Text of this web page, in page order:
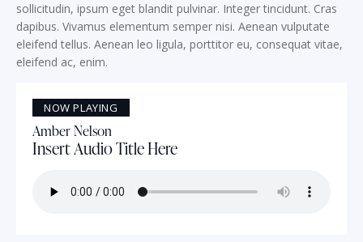
sollicitudin, ipsum eget blandit pulvinar. Integer tincidunt. Cras
dapibus. Vivamus elementum semper nisi. Aenean vulputate
eleifend tellus. Aenean leo ligula, porttitor eu, consequat vitae,
eleifend ac, enim.
NOW PLAYING
Amber Nelson
Insert Audio Title Here